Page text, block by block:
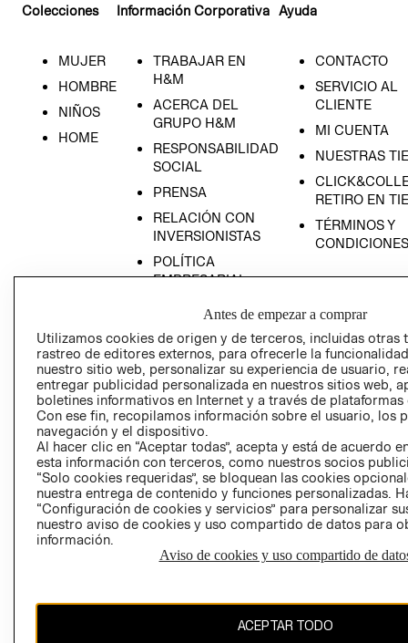
Colecciones
MUJER
HOMBRE
NIÑOS
HOME
Información Corporativa
TRABAJAR EN
H&M
ACERCA DEL
GRUPO H&M
RESPONSABILIDAD
SOCIAL
PRENSA
RELACIÓN CON
INVERSIONISTAS
POLÍTICA
EMPRESARIAL
Ayuda
CONTACTO
SERVICIO AL
CLIENTE
MI CUENTA
NUESTRAS
RETIRO EN
TÉRMINOS Y
CONDICIONES
AVISO DE
PRIVACIDAD
GIFT CARD
Antes de empezar a comprar
Utilizamos cookies de origen y de terceros, incluidas otras
rastreo de editores externos, para ofrecerle la
nuestro sitio web, personalizar su experiencia de usuario,
entregar publicidad personalizada en nuestros sitios web,
boletines informativos en Internet y a través de plataformas
Con ese fin, recopilamos información sobre el usuario, los
navegación y el dispositivo.
Al hacer clic en “Aceptar todas”, acepta y está de acuerdo
esta información con terceros, como nuestros socios
“Solo cookies requeridas”, se bloquean las cookies
nuestra entrega de contenido y funciones personalizadas.
“Configuración de cookies y servicios” para personalizar
nuestro aviso de cookies y uso compartido de datos para
información.
Aviso de cookies y uso compartido de
ACEPTAR TODO